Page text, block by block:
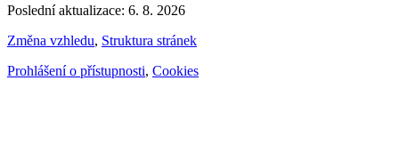
Poslední aktualizace: 6. 8. 2026
Změna vzhledu, Struktura stránek
Prohlášení o přístupnosti, Cookies